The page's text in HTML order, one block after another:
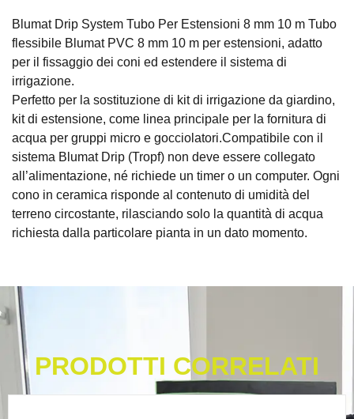
Blumat Drip System Tubo Per Estensioni 8 mm 10 m Tubo
flessibile Blumat PVC 8 mm 10 m per estensioni, adatto
per il fissaggio dei coni ed estendere il sistema di
irrigazione.
Perfetto per la sostituzione di kit di irrigazione da giardino,
kit di estensione, come linea principale per la fornitura di
acqua per gruppi micro e gocciolatori.Compatibile con il
sistema Blumat Drip (Tropf) non deve essere collegato
all’alimentazione, né richiede un timer o un computer. Ogni
cono in ceramica risponde al contenuto di umidità del
terreno circostante, rilasciando solo la quantità di acqua
richiesta dalla particolare pianta in un dato momento.
PRODOTTI CORRELATI